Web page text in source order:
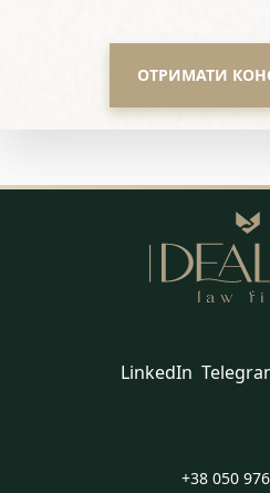
ОТРИМАТИ
LinkedIn
+38 050